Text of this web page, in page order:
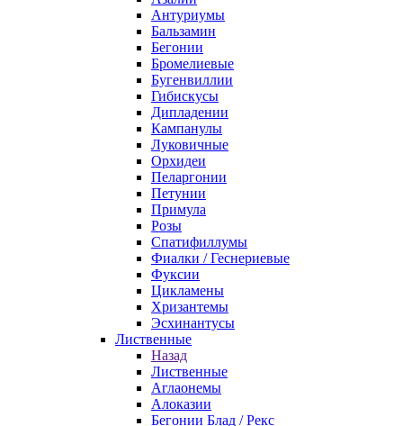
Антуриумы
Бальзамин
Бегонии
Бромелиевые
Бугенвиллии
Гибискусы
Дипладении
Кампанулы
Луковичные
Орхидеи
Пеларгонии
Петунии
Примула
Розы
Спатифиллумы
Фиалки / Геснериевые
Фуксии
Цикламены
Хризантемы
Эсхинантусы
Лиственные
Назад
Лиственные
Аглаонемы
Алоказии
Бегонии Блад / Рекс